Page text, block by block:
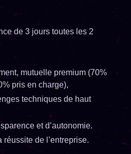
de 3 jours toutes les 2
mutuelle premium (70%
pris en charge),
techniques de haut
et d’autonomie.
de l’entreprise.